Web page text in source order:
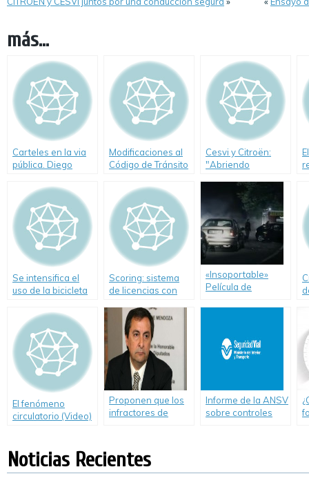
más...
Carteles en la via
pública. Diego
Modificaciones al
Código de Tránsito
Ciudad de Buenos
Aires
Cesvi y Citroën:
"Abriendo
Se intensifica el
uso de la bicicleta
Scoring: sistema
de licencias con
Ciudad de Buenos
Aires
«Insoportable»
Película de
en Francia
El fenómeno
circulatorio (Video)
Proponen que los
infractores de
Informe de la ANSV
sobre controles
Noticias Recientes